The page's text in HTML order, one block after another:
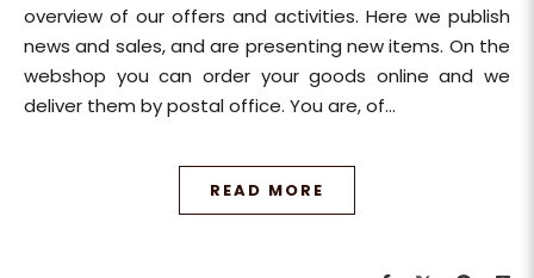
overview of our offers and activities. Here we publish
news and sales, and are presenting new items. On the
webshop you can order your goods online and we
deliver them by postal office. You are, of…
READ MORE